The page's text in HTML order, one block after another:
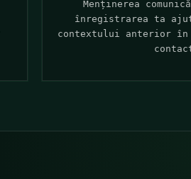
Menținerea
înregistrarea ta
contextului anterior în